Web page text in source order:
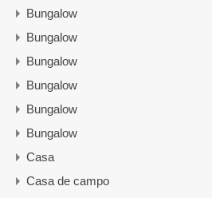
Bungalow
Bungalow
Bungalow
Bungalow
Bungalow
Bungalow
Casa
Casa de campo